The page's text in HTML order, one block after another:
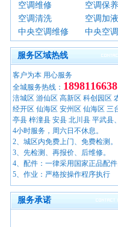
空调维修
空调保养
空调清洗
空调加液
中央空调维修
中央空
服务区域热线
客户为本 用心服务
全城服务热线：
涪城区 游仙区 高新区 科创园区
经开区 仙海区 安州区 仙海区 三
亭县 梓潼县 安县 北川县 平武县
4小时服务，周六日不休息。
2、城区内免费上门、免费检测。
3、先检测、再报价、后维修。
4、配件：一律采用国家正品配件
5、作业：严格按操作程序执行
服务承诺